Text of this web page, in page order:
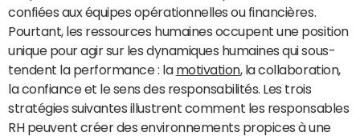
confiées aux équipes opérationnelles ou financières.
Pourtant, les ressources humaines occupent une position
unique pour agir sur les dynamiques humaines qui sous-
tendent la performance : la motivation, la collaboration,
la confiance et le sens des responsabilités. Les trois
stratégies suivantes illustrent comment les responsables
RH peuvent créer des environnements propices à une